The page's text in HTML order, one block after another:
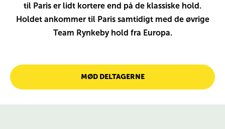
til Paris er lidt kortere end på de klassiske hold.
Holdet ankommer til Paris samtidigt med de øvrige
Team Rynkeby hold fra Europa.
MØD DELTAGERNE